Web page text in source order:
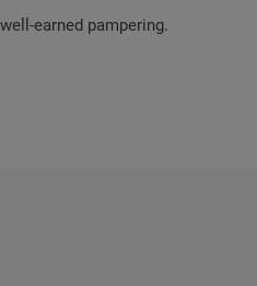
earned pampering.